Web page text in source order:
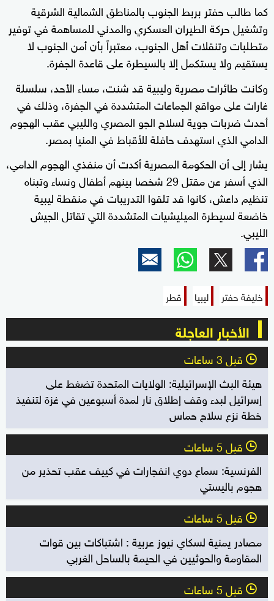
كما طالب حفتر بربط الجنوب بالمناطق الشمالية الشرقية
وتشغيل حركة الطيران العسكري والمدني للمساهمة في توفير
متطلبات وتنقلات أهل الجنوب، معتبراً بأن أمن الجنوب لا
يستقيم ولا يستكمل إلا بالسيطرة على قاعدة الجفرة.
وكانت طائرات مصرية وليبية قد شنت، مساء الأحد، سلسلة
غارات على مواقع الجماعات المتشددة في الجفرة، وذلك في
أحدث ضربات جوية لسلاح الجو المصري والليبي عقب الهجوم
الدامي الذي استهدف حافلة للأقباط في المنيا بمصر.
يشار إلى أن الحكومة المصرية أكدت أن منفذي الهجوم الدامي،
الذي أسفر عن مقتل 29 شخصا بينهم أطفال ونساء وتبناه
تنظيم داعش، كانوا قد تلقوا التدريبات في منقطة ليبية
خاضعة لسيطرة الميليشيات المتشددة التي تقاتل الجيش
الليبي.
خليفة حفتر ليبيا قطر
الأخبار العاجلة
l قبل 3 ساعات
هيئة البث الإسرائيلية: الولايات المتحدة تضغط على
إسرائيل لبدء وقف إطلاق نار لمدة أسبوعين في غزة لتنفيذ
خطة نزع سلاح حماس
l قبل 5 ساعات
الفرنسية: سماع دوي انفجارات في كييف عقب تحذير من
هجوم باليستي
l قبل 5 ساعات
مصادر يمنية لسكاي نيوز عربية : اشتباكات بين قوات
المقاومة والحوثيين في الحيمة بالساحل الغربي
l قبل 5 ساعات